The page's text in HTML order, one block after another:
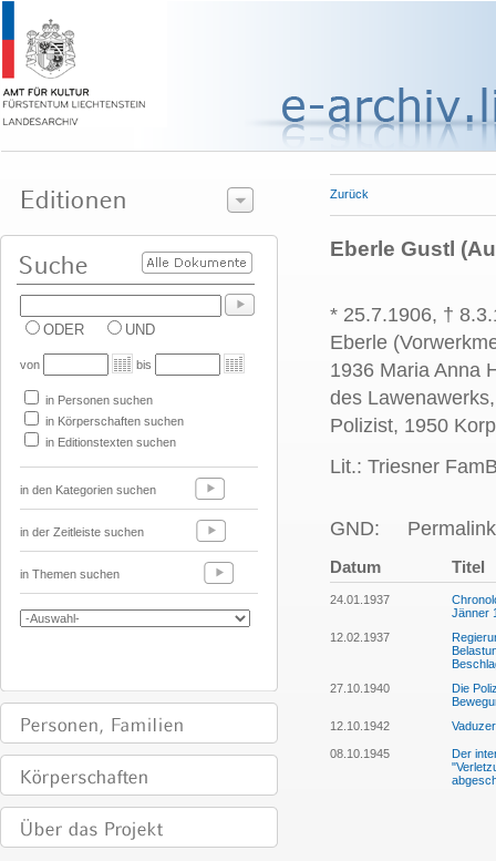
ODER UND
von bis
in Personen suchen
in Körperschaften suchen
in Editionstexten suchen
in den Kategorien suchen
in der Zeitleiste suchen
in Themen suchen
Zurück
Eberle Gustl
* 25.7.1906, †
Eberle
1936 Maria Anna
des
Polizist, 1950
Lit.: Triesner
GND:
Datum Titel
24.01.1937
Jänner
12.02.1937
27.10.1940
Die
12.10.1942
08.10.1945
Der